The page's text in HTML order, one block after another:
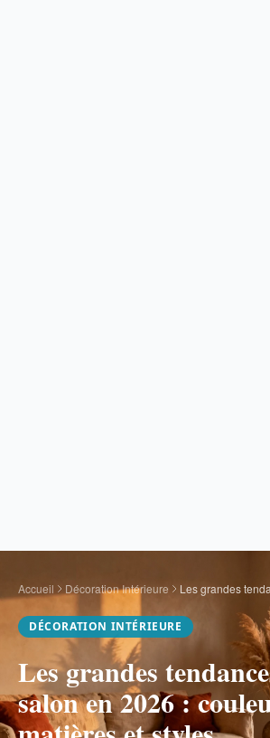
Accueil Décoration Intérieure
DÉCORATION INTÉRIEURE
Les grandes
salon en 2026 :